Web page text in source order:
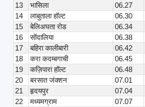
13
भासिला 06.27
14
लाबुताला हॉल्ट 06.30
15
बेलिअघता रोड 06.34
16
सोंदालिया 06.38
17
बहिरा कालीबारी 06.42
18
करा कदम्बगाची 06.45
19
कज़िपारा हॉल्ट 06.48
20
बरसात जंक्शन 07.01
21
हृदयपुर 07.04
22
मध्यमग्राम 07.07